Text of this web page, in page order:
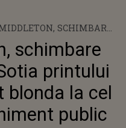
SCHIMBARE
DE LOOK! SOTIA
WILLIAM A
BLONDA LA CEL MAI
EVENIMENT PUBLIC
schimbare
printului
la cel
public